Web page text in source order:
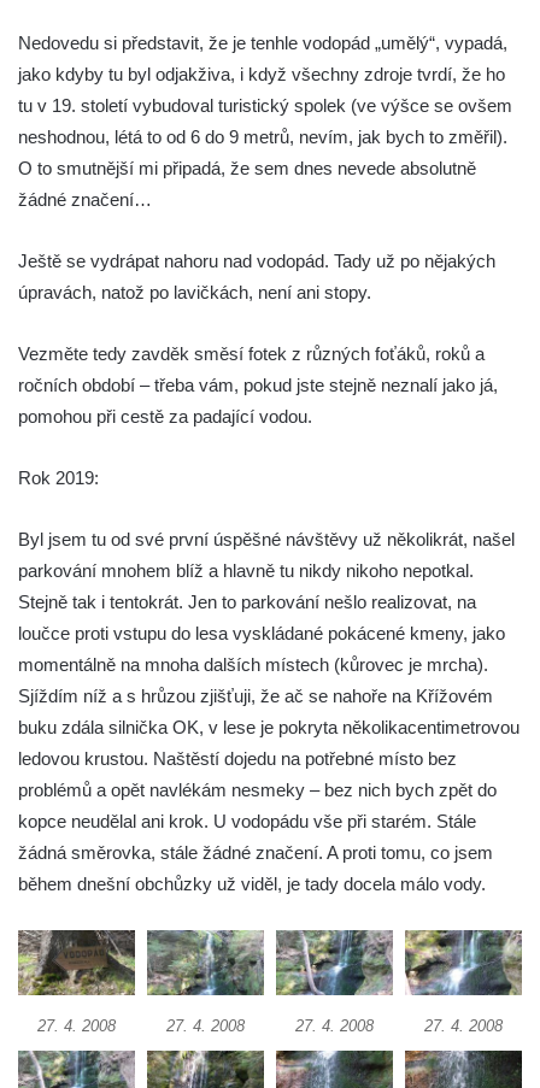
Olšinecký vodopád
Skleněné vodopády
Dolanský vodopád
Tambušské vodopády
Veleňské kaskády
Pekelský vodopád
Blanský vodopád
Mojžířské vodopády
Vodopády na Jedlové (Dolní, Pekelný,
Rousínovský vodopád
Hamerský vodopád
Panský vodopád
Bělské vodopády
Bukový vodopád
Klopotský vodopád
Heřmanický vodopád
Chrastenský vodopád
Vodopád ve Svojkově
Vodopád u Františkova nad Ploučnicí
Míšeňské vodopády
Chřibské vodopády
Nedovedu si představit, že je tenhle vodopád „umělý“, vypadá,
jako kdyby tu byl odjakživa, i když všechny zdroje tvrdí, že ho
tu v 19. století vybudoval turistický spolek (ve výšce se ovšem
neshodnou, létá to od 6 do 9 metrů, nevím, jak bych to změřil).
O to smutnější mi připadá, že sem dnes nevede absolutně
žádné značení…
Ještě se vydrápat nahoru nad vodopád. Tady už po nějakých
úpravách, natož po lavičkách, není ani stopy.
Vezměte tedy zavděk směsí fotek z různých foťáků, roků a
ročních období – třeba vám, pokud jste stejně neznalí jako já,
pomohou při cestě za padající vodou.
Rok 2019:
Byl jsem tu od své první úspěšné návštěvy už několikrát, našel
parkování mnohem blíž a hlavně tu nikdy nikoho nepotkal.
Stejně tak i tentokrát. Jen to parkování nešlo realizovat, na
loučce proti vstupu do lesa vyskládané pokácené kmeny, jako
momentálně na mnoha dalších místech (kůrovec je mrcha).
Sjíždím níž a s hrůzou zjišťuji, že ač se nahoře na Křížovém
buku zdála silnička OK, v lese je pokryta několikacentimetrovou
ledovou krustou. Naštěstí dojedu na potřebné místo bez
problémů a opět navlékám nesmeky – bez nich bych zpět do
kopce neudělal ani krok. U vodopádu vše při starém. Stále
žádná směrovka, stále žádné značení. A proti tomu, co jsem
během dnešní obchůzky už viděl, je tady docela málo vody.
27. 4. 2008 27. 4. 2008 27. 4. 2008 27. 4. 2008